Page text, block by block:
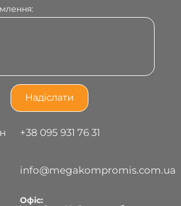
+38 095 931 76 31
info@megakompromis.com.ua
Офіс: